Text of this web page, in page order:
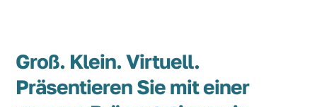
Groß. Klein. Virtuell.
Präsentieren Sie mit einer